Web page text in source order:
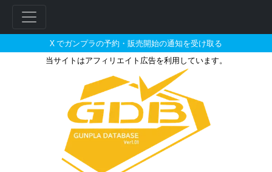
X でガンプラの予約・販売開始の通知を受け取る
当サイトはアフィリエイト広告を利用しています。
アマギが搭乗した機体のガンプ